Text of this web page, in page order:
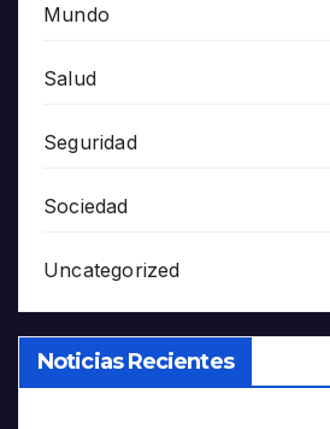
Mundo
Salud
Seguridad
Sociedad
Uncategorized
Noticias Recientes